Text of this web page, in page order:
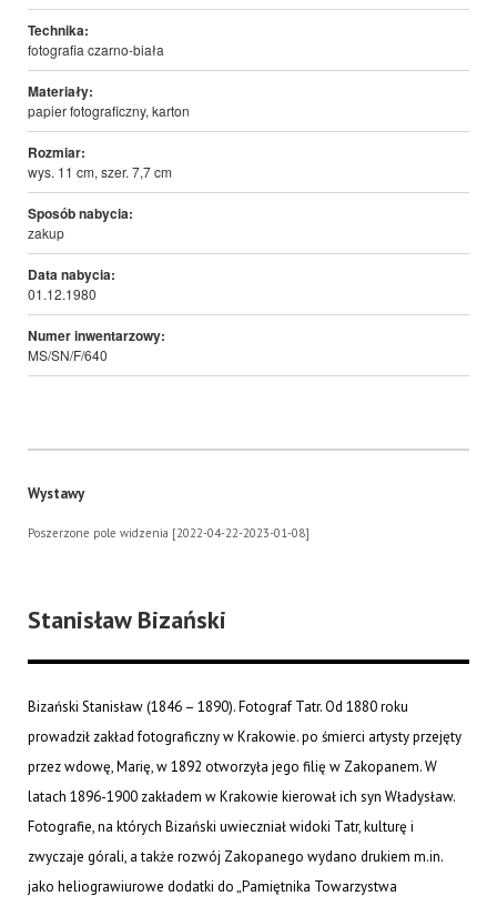
Technika:
fotografia czarno-biała
Materiały:
papier fotograficzny, karton
Rozmiar:
wys. 11 cm, szer. 7,7 cm
Sposób nabycia:
zakup
Data nabycia:
01.12.1980
Numer inwentarzowy:
MS/SN/F/640
Wystawy
Poszerzone pole widzenia [2022-04-22-2023-01-08]
Stanisław Bizański
Bizański Stanisław (1846 – 1890). Fotograf Tatr. Od 1880 roku
prowadził zakład fotograficzny w Krakowie. po śmierci artysty przejęty
przez wdowę, Marię, w 1892 otworzyła jego filię w Zakopanem. W
latach 1896-1900 zakładem w Krakowie kierował ich syn Władysław.
Fotografie, na których Bizański uwieczniał widoki Tatr, kulturę i
zwyczaje górali, a także rozwój Zakopanego wydano drukiem m.in.
jako heliograwiurowe dodatki do „Pamiętnika Towarzystwa